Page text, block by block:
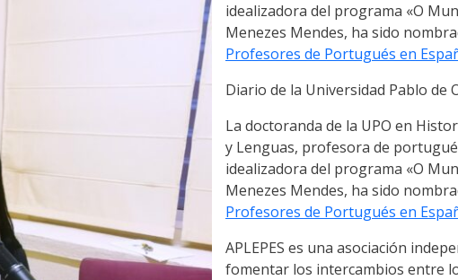
idealizadora del programa «O
Menezes Mendes, ha sido
Profesores de Portugués en
Diario de la Universidad Pablo de
La doctoranda de la UPO en
y Lenguas, profesora de
idealizadora del programa «O
Menezes Mendes, ha sido
Profesores de Portugués en
APLEPES es una asociación
fomentar los intercambios entre